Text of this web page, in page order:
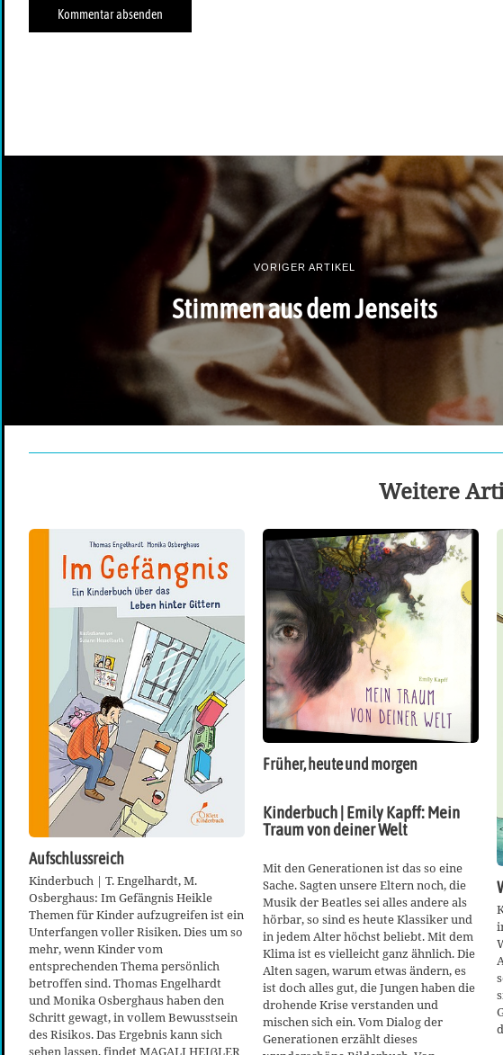
VORIGER ARTIKEL
Stimmen aus dem Jenseits
Weitere
Aufschlussreich
Kinderbuch | T. Engelhardt, M.
Osberghaus: Im Gefängnis Heikle
Themen für Kinder aufzugreifen ist ein
Unterfangen voller Risiken. Dies um so
mehr, wenn Kinder vom
entsprechenden Thema persönlich
betroffen sind. Thomas Engelhardt
und Monika Osberghaus haben den
Schritt gewagt, in vollem Bewusstsein
des Risikos. Das Ergebnis kann sich
sehen lassen, findet MAGALI HEIẞLER
Früher, heute und morgen
Kinderbuch | Emily Kapff: Mein
Traum von deiner Welt
Mit den Generationen ist das so eine
Sache. Sagten unsere Eltern noch, die
Musik der Beatles sei alles andere als
hörbar, so sind es heute Klassiker und
in jedem Alter höchst beliebt. Mit dem
Klima ist es vielleicht ganz ähnlich. Die
Alten sagen, warum etwas ändern, es
ist doch alles gut, die Jungen haben die
drohende Krise verstanden und
mischen sich ein. Vom Dialog der
Generationen erzählt dieses